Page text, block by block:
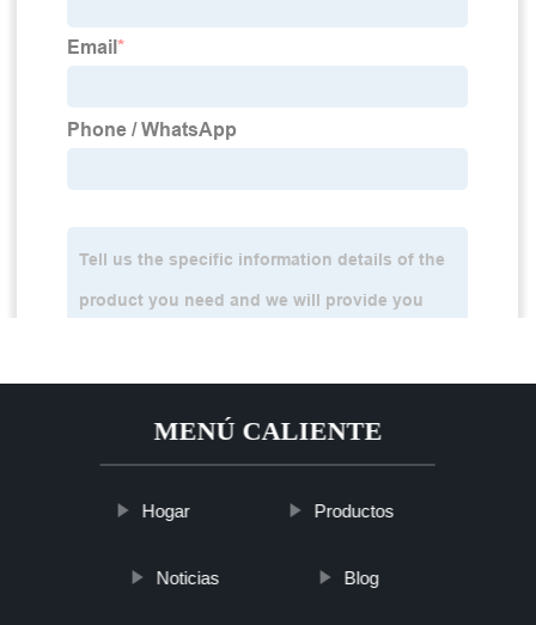
MENÚ CALIENTE
Hogar Productos
Noticias Blog